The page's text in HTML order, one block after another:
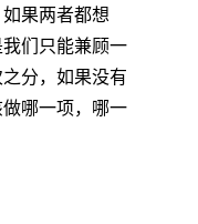
果两者都想
们只能兼顾一
分，如果没有
哪一项，哪一